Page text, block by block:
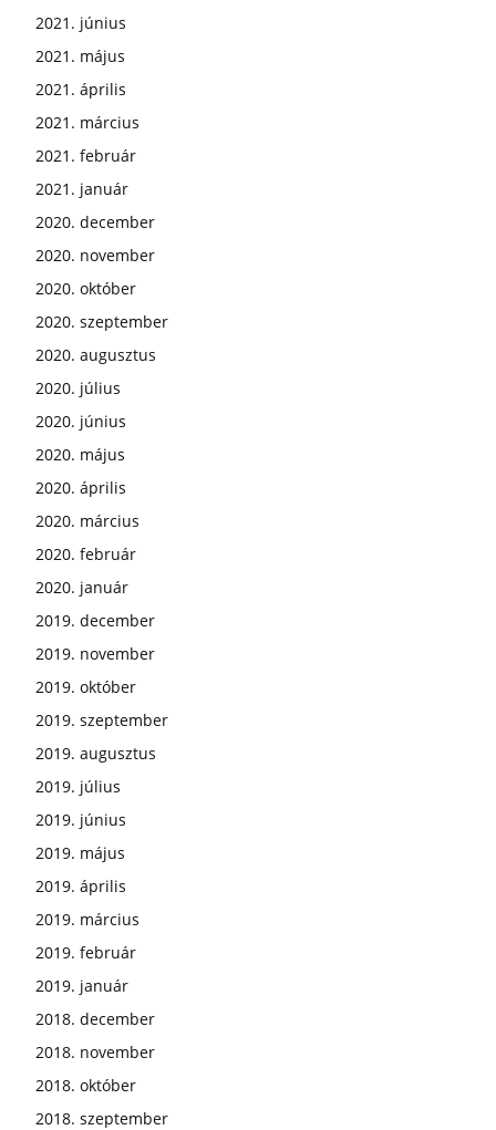
2021. június
2021. május
2021. április
2021. március
2021. február
2021. január
2020. december
2020. november
2020. október
2020. szeptember
2020. augusztus
2020. július
2020. június
2020. május
2020. április
2020. március
2020. február
2020. január
2019. december
2019. november
2019. október
2019. szeptember
2019. augusztus
2019. július
2019. június
2019. május
2019. április
2019. március
2019. február
2019. január
2018. december
2018. november
2018. október
2018. szeptember